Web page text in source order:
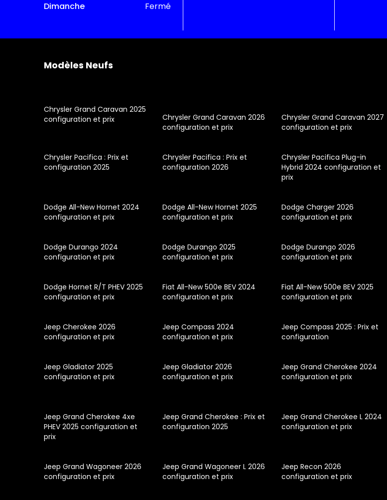
Dimanche Fermé
Modèles Neufs
Chrysler Grand Caravan 2025
configuration et prix
Chrysler Grand Caravan 2026
configuration et prix
Chrysler Grand Caravan 2027
configuration et prix
Chrysler Pacifica : Prix et
configuration 2025
Chrysler Pacifica : Prix et
configuration 2026
Chrysler Pacifica Plug-in
Hybrid 2024 configuration et
prix
Dodge All-New Hornet 2024
configuration et prix
Dodge All-New Hornet 2025
configuration et prix
Dodge Charger 2026
configuration et prix
Dodge Durango 2024
configuration et prix
Dodge Durango 2025
configuration et prix
Dodge Durango 2026
configuration et prix
Dodge Hornet R/T PHEV 2025
configuration et prix
Fiat All-New 500e BEV 2024
configuration et prix
Fiat All-New 500e BEV 2025
configuration et prix
Jeep Cherokee 2026
configuration et prix
Jeep Compass 2024
configuration et prix
Jeep Compass 2025 : Prix et
configuration
Jeep Gladiator 2025
configuration et prix
Jeep Gladiator 2026
configuration et prix
Jeep Grand Cherokee 2024
configuration et prix
Jeep Grand Cherokee 4xe
PHEV 2025 configuration et
prix
Jeep Grand Cherokee : Prix et
configuration 2025
Jeep Grand Cherokee L 2024
configuration et prix
Jeep Grand Wagoneer 2026
configuration et prix
Jeep Grand Wagoneer L 2026
configuration et prix
Jeep Recon 2026
configuration et prix